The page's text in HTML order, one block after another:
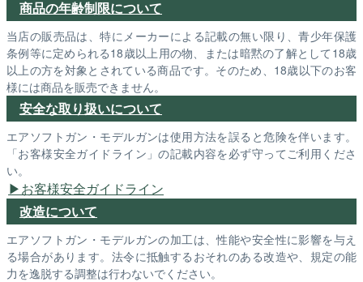
商品の年齢制限について
当店の販売品は、特にメーカーによる記載の無い限り、青少年保護
条例等に定められる18歳以上用の物、または暗黙の了解として18歳
以上の方を対象とされている商品です。そのため、18歳以下のお客
様には商品を販売できません。
安全な取り扱いについて
エアソフトガン・モデルガンは使用方法を誤ると危険を伴います。
「お客様安全ガイドライン」の記載内容を必ず守ってご利用くださ
い。
お客様安全ガイドライン
改造について
エアソフトガン・モデルガンの加工は、性能や安全性に影響を与え
る場合があります。法令に抵触するおそれのある改造や、規定の能
力を逸脱する調整は行わないでください。